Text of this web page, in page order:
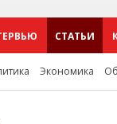
СТАТЬИ
Экономика